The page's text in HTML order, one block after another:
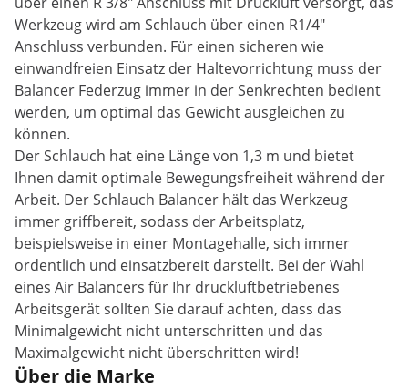
Werkzeug wird am Schlauch über einen R1/4"
Anschluss verbunden. Für einen sicheren wie
einwandfreien Einsatz der Haltevorrichtung muss der
Balancer Federzug immer in der Senkrechten bedient
werden, um optimal das Gewicht ausgleichen zu
können.
Der Schlauch hat eine Länge von 1,3 m und bietet
Ihnen damit optimale Bewegungsfreiheit während der
Arbeit. Der Schlauch Balancer hält das Werkzeug
immer griffbereit, sodass der Arbeitsplatz,
beispielsweise in einer Montagehalle, sich immer
ordentlich und einsatzbereit darstellt. Bei der Wahl
eines Air Balancers für Ihr druckluftbetriebenes
Arbeitsgerät sollten Sie darauf achten, dass das
Minimalgewicht nicht unterschritten und das
Maximalgewicht nicht überschritten wird!
Über die Marke